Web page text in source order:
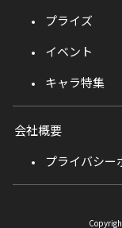
プライズ
イベント
キャラ特集
会社概要
プライバシー